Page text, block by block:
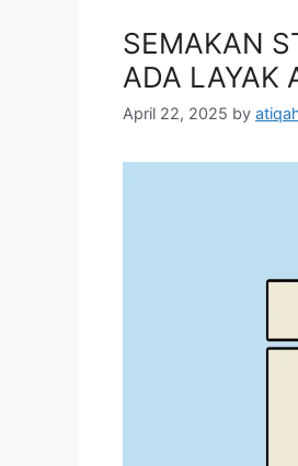
SEMAKAN
ADA LAYAK
April 22, 2025 by